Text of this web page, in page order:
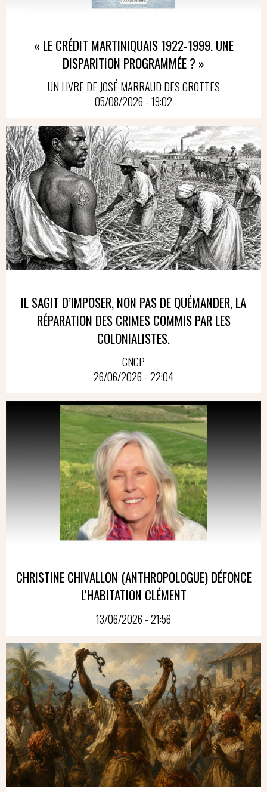
« LE CRÉDIT MARTINIQUAIS 1922-1999. UNE
DISPARITION PROGRAMMÉE ? »
UN LIVRE DE JOSÉ MARRAUD DES GROTTES
05/08/2026 - 19:02
IL SAGIT D’IMPOSER, NON PAS DE QUÉMANDER, LA
RÉPARATION DES CRIMES COMMIS PAR LES
COLONIALISTES.
CNCP
26/06/2026 - 22:04
CHRISTINE CHIVALLON (ANTHROPOLOGUE) DÉFONCE
L'HABITATION CLÉMENT
13/06/2026 - 21:56